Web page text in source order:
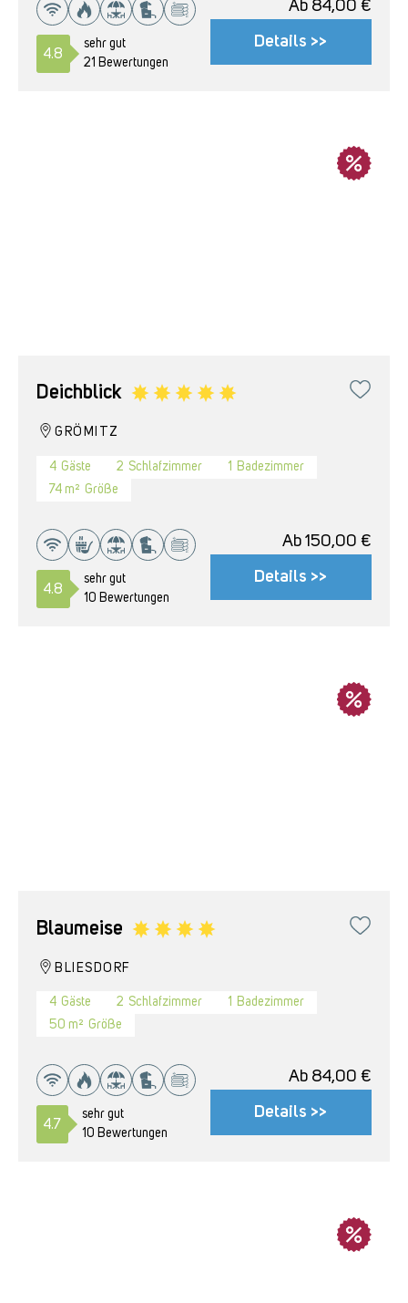
4.8
sehr gut
21 Bewertungen
Ab 84,00 €
Details >>
Deichblick
GRÖMITZ
4 Gäste 2 Schlafzimmer 1
Badezimmer
74 m² Größe
4.8
sehr gut
10 Bewertungen
Ab 150,00 €
Details >>
Blaumeise
BLIESDORF
4 Gäste 2 Schlafzimmer 1
Badezimmer
50 m² Größe
4.7
sehr gut
10 Bewertungen
Ab 84,00 €
Details >>